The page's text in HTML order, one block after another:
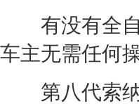
有没有全自
车主无需任何
第八代索